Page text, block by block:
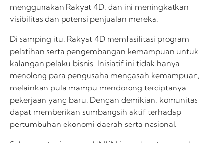
menggunakan Rakyat 4D, dan ini meningkatkan
visibilitas dan potensi penjualan mereka.
Di samping itu, Rakyat 4D memfasilitasi program
pelatihan serta pengembangan kemampuan untuk
kalangan pelaku bisnis. Inisiatif ini tidak hanya
menolong para pengusaha mengasah kemampuan,
melainkan pula mampu mendorong terciptanya
pekerjaan yang baru. Dengan demikian, komunitas
dapat memberikan sumbangsih aktif terhadap
pertumbuhan ekonomi daerah serta nasional.